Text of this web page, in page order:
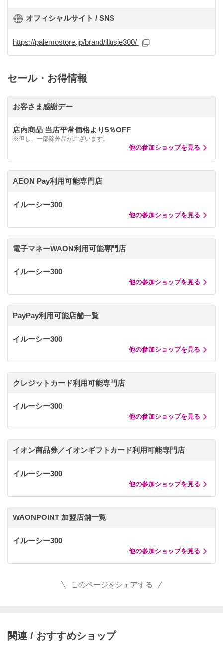
オフィシャルサイト / SNS
https://palemostore.jp/brand/illusie300/
セール・お得情報
お客さま感謝デー
店内商品 当店平常価格より5％OFF
※但し、一部除外品がございます。
他の参加ショップを見る
AEON Pay利用可能専門店
イルーシー300
他の参加ショップを見る
電子マネーWAON利用可能専門店
イルーシー300
他の参加ショップを見る
PayPay利用可能店舗一覧
イルーシー300
他の参加ショップを見る
クレジットカード利用可能専門店
イルーシー300
他の参加ショップを見る
イオン商品券／イオンギフトカード利用可能専門店
イルーシー300
他の参加ショップを見る
WAONPOINT 加盟店舗一覧
イルーシー300
他の参加ショップを見る
このページをシェアする
関連 / おすすめショップ